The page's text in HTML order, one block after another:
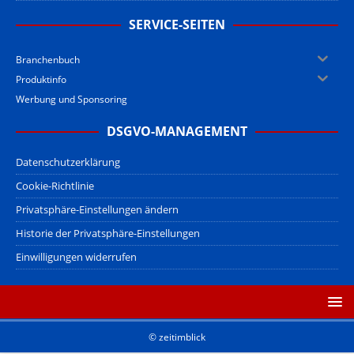
SERVICE-SEITEN
Branchenbuch
Produktinfo
Werbung und Sponsoring
DSGVO-MANAGEMENT
Datenschutzerklärung
Cookie-Richtlinie
Privatsphäre-Einstellungen ändern
Historie der Privatsphäre-Einstellungen
Einwilligungen widerrufen
© zeitimblick